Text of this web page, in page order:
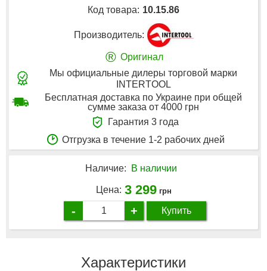
Код товара: 10.15.86
Производитель:
® Оригинал
Мы официальные дилеры торговой марки
INTERTOOL
Бесплатная доставка по Украине при общей
сумме заказа от 4000 грн
Гарантия 3 года
Отгрузка в течение 1-2 рабочих дней
Наличие: В наличии
Цена: 3 299 грн
- + Купить
Характеристики